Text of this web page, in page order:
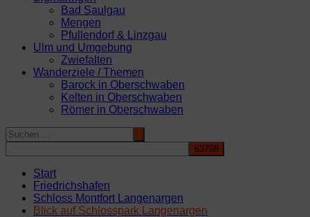
Bad Saulgau
Mengen
Pfullendorf & Linzgau
Ulm und Umgebung
Zwiefalten
Wanderziele / Themen
Barock in Oberschwaben
Kelten in Oberschwaben
Römer in Oberschwaben
Start
Friedrichshafen
Schloss Montfort Langenargen
Blick auf Schlosspark Langenargen